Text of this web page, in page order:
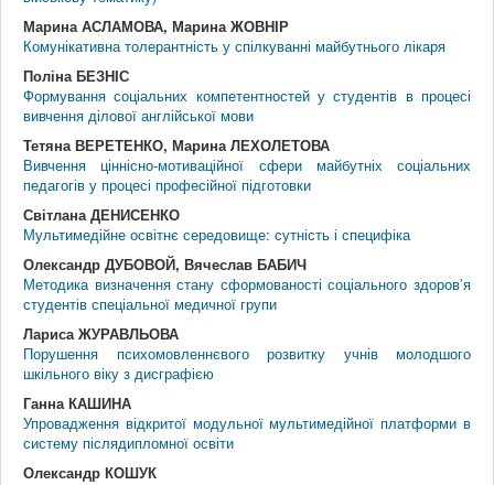
Марина АСЛАМОВА, Марина ЖОВНІР
Комунікативна толерантність у спілкуванні майбутнього лікаря
Поліна БЕЗНIС
Формування соціальних компетентностей у студентів в процесі
вивчення ділової англійської мови
Тетяна ВЕРЕТЕНКО, Марина ЛЕХОЛЕТОВА
Вивчення ціннісно-мотиваційної сфери майбутніх соціальних
педагогів у процесі професійної підготовки
Світлана ДЕНИСЕНКО
Мультимедійне освітнє середовище: сутність і специфіка
Олександр ДУБОВОЙ, Вячеслав БАБИЧ
Методика визначення стану сформованості соціального здоров’я
студентів спеціальної медичної групи
Лариса ЖУРАВЛЬОВА
Порушення психомовленнєвого розвитку учнів молодшого
шкільного віку з дисграфією
Ганна КАШИНА
Упровадження відкритої модульної мультимедійної платформи в
систему післядипломної освіти
Олександр КОШУК